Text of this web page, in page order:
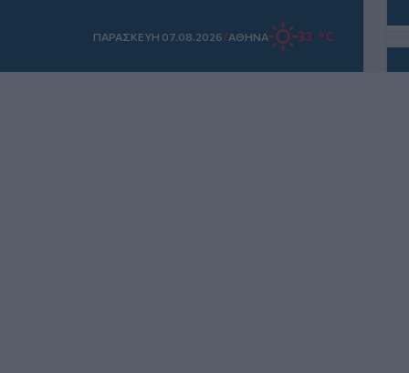
ΠΑΡΑΣΚΕΥΗ 07.08.2026/ΑΘΗΝΑ 33 °C